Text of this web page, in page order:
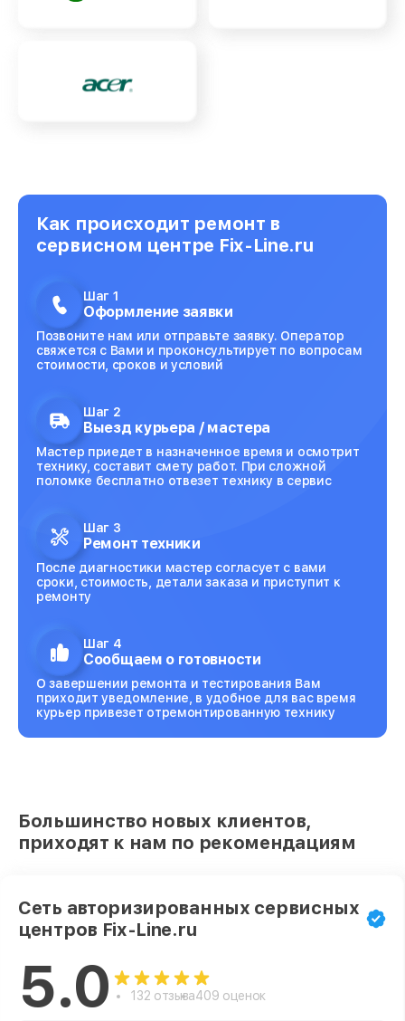
Как происходит ремонт в
сервисном центре Fix-Line.ru
Шаг 1
Оформление заявки
Позвоните нам или отправьте заявку. Оператор
свяжется с Вами и проконсультирует по вопросам
стоимости, сроков и условий
Шаг 2
Выезд курьера / мастера
Мастер приедет в назначенное время и осмотрит
технику, составит смету работ. При сложной
поломке бесплатно отвезет технику в сервис
Шаг 3
Ремонт техники
После диагностики мастер согласует с вами
сроки, стоимость, детали заказа и приступит к
ремонту
Шаг 4
Сообщаем о готовности
О завершении ремонта и тестирования Вам
приходит уведомление, в удобное для вас время
курьер привезет отремонтированную технику
Большинство новых клиентов,
приходят к нам по рекомендациям
Сеть авторизированных сервисных
центров Fix-Line.ru
5.0 132 отзыва409 оценок